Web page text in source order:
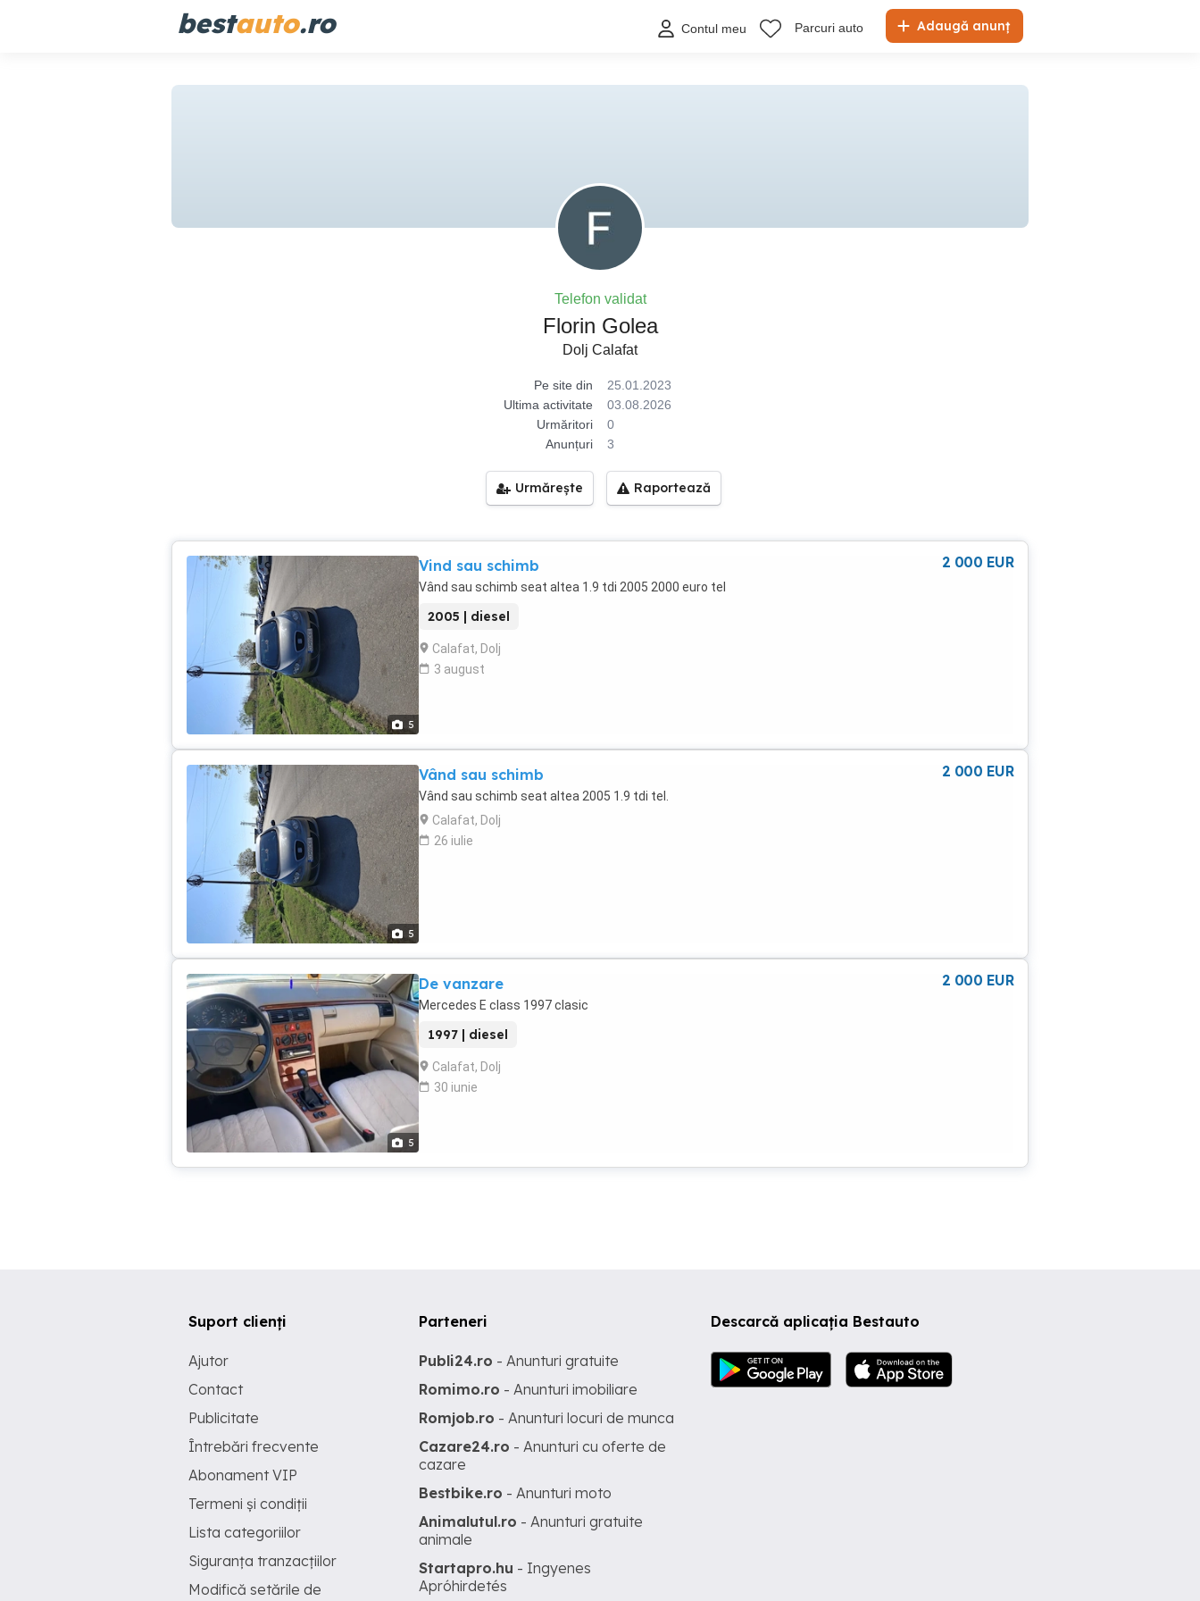
bestauto.ro Adaugă anunț
Contul meu Parcuri auto
Telefon validat
Florin Golea
Dolj Calafat
Pe site din
25.01.2023
Ultima activitate
03.08.2026
Urmăritori
0
Anunțuri
3
Urmărește Raportează
5
Vind sau schimb
Vând sau schimb seat altea 1.9 tdi 2005 2000 euro tel
2005 | diesel
Calafat, Dolj
3 august
2 000 EUR
5
Vând sau schimb
Vând sau schimb seat altea 2005 1.9 tdi tel.
Calafat, Dolj
26 iulie
2 000 EUR
5
De vanzare
Mercedes E class 1997 clasic
1997 | diesel
Calafat, Dolj
30 iunie
2 000 EUR
Descarcă aplicația Bestauto
Suport clienți
Ajutor
Contact
Publicitate
Întrebări frecvente
Abonament VIP
Termeni și condiții
Lista categoriilor
Siguranța tranzacțiilor
Modifică setările de
Parteneri
Publi24.ro - Anunturi gratuite
Romimo.ro - Anunturi imobiliare
Romjob.ro - Anunturi locuri de munca
Cazare24.ro - Anunturi cu oferte de
cazare
Bestbike.ro - Anunturi moto
Animalutul.ro - Anunturi gratuite
animale
Startapro.hu - Ingyenes
Apróhirdetés